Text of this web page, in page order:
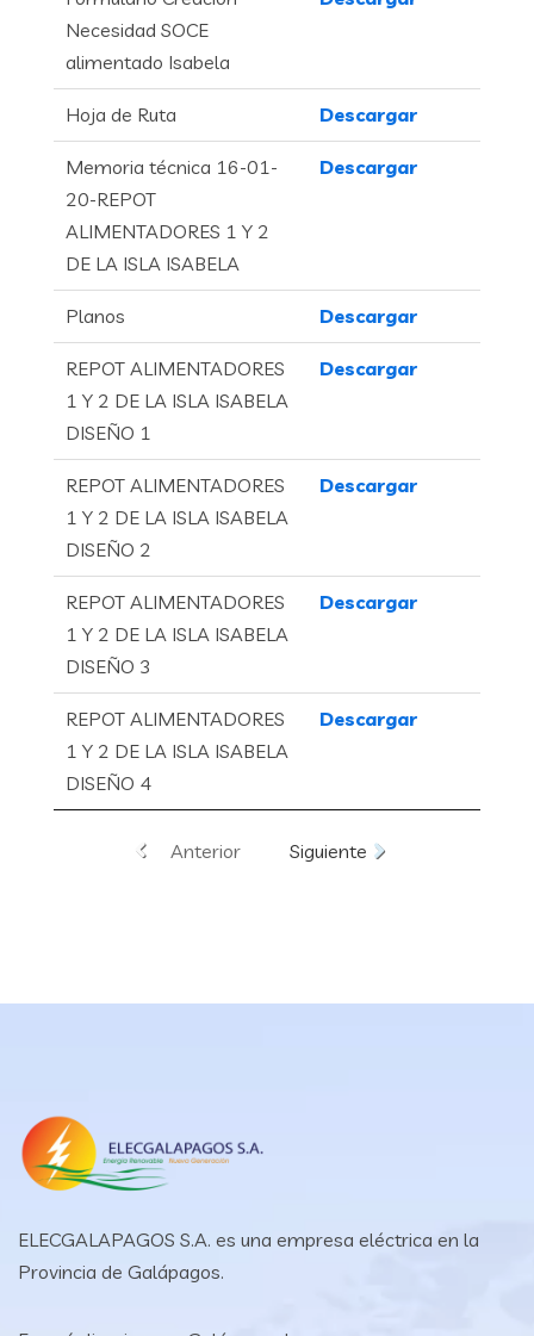
Necesidad SOCE
alimentado Isabela
Hoja de Ruta Descargar
Memoria técnica 16-01-
20-REPOT
ALIMENTADORES 1 Y 2
DE LA ISLA ISABELA
Descargar
Planos Descargar
REPOT ALIMENTADORES
1 Y 2 DE LA ISLA ISABELA
DISEÑO 1
Descargar
REPOT ALIMENTADORES
1 Y 2 DE LA ISLA ISABELA
DISEÑO 2
Descargar
REPOT ALIMENTADORES
1 Y 2 DE LA ISLA ISABELA
DISEÑO 3
Descargar
REPOT ALIMENTADORES
1 Y 2 DE LA ISLA ISABELA
DISEÑO 4
Descargar
Anterior Siguiente
ELECGALAPAGOS S.A. es una empresa eléctrica en la
Provincia de Galápagos.